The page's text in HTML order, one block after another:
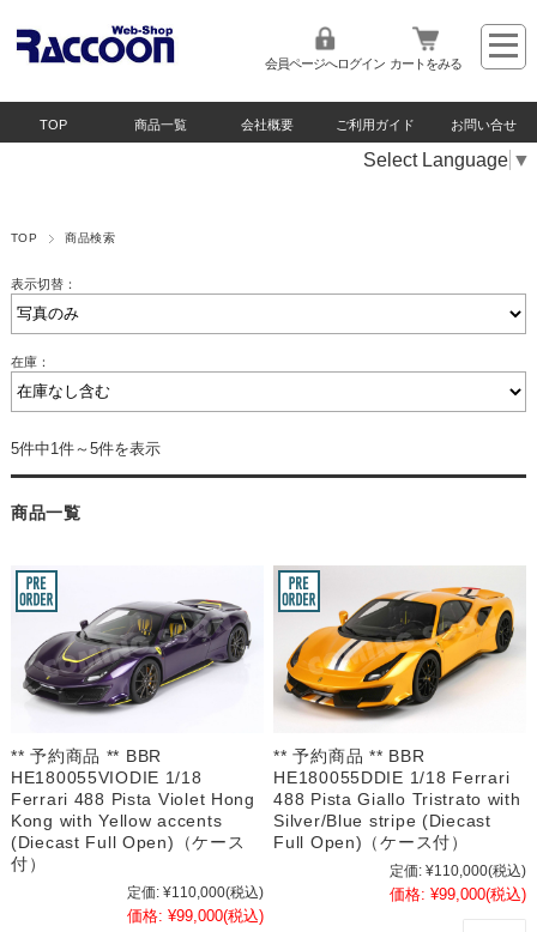
会員ページへログイン カートをみる
TOP 商品一覧 会社概要 ご利用ガイド お問い合せ
Select Language ▼
TOP 商品検索
表示切替：
在庫：
5件中1件～5件を表示
商品一覧
** 予約商品 ** BBR
HE180055VIODIE 1/18
Ferrari 488 Pista Violet Hong
Kong with Yellow accents
(Diecast Full Open)（ケース
付）
定価: ¥110,000(税込)
価格: ¥99,000(税込)
** 予約商品 ** BBR
HE180055DDIE 1/18 Ferrari
488 Pista Giallo Tristrato with
Silver/Blue stripe (Diecast
Full Open)（ケース付）
定価: ¥110,000(税込)
価格: ¥99,000(税込)